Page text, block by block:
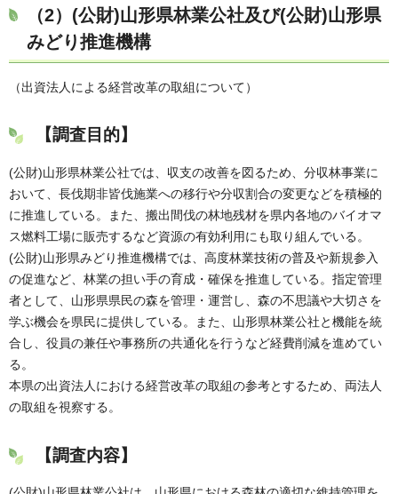
（2） (公財)山形県林業公社及び(公財)山形県
みどり推進機構
（出資法人による経営改革の取組について）
【調査目的】
(公財)山形県林業公社では、収支の改善を図るため、分収林事業に
おいて、長伐期非皆伐施業への移行や分収割合の変更などを積極的
に推進している。また、搬出間伐の林地残材を県内各地のバイオマ
ス燃料工場に販売するなど資源の有効利用にも取り組んでいる。
(公財)山形県みどり推進機構では、高度林業技術の普及や新規参入
の促進など、林業の担い手の育成・確保を推進している。指定管理
者として、山形県県民の森を管理・運営し、森の不思議や大切さを
学ぶ機会を県民に提供している。また、山形県林業公社と機能を統
合し、役員の兼任や事務所の共通化を行うなど経費削減を進めてい
る。
本県の出資法人における経営改革の取組の参考とするため、両法人
の取組を視察する。
【調査内容】